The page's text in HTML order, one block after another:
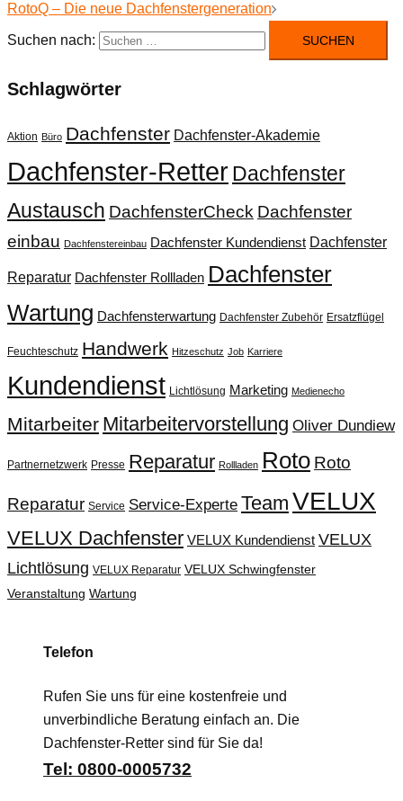
RotoQ – Die neue Dachfenstergeneration
Suchen nach:
Schlagwörter
Aktion Büro Dachfenster Dachfenster-Akademie
Dachfenster-RetterDachfenster
Austausch DachfensterCheck Dachfenster
einbau Dachfenstereinbau Dachfenster Kundendienst Dachfenster
Reparatur Dachfenster Rollladen Dachfenster
Wartung Dachfensterwartung Dachfenster Zubehör Ersatzflügel
Feuchteschutz Handwerk Hitzeschutz Job Karriere
Kundendienst Lichtlösung Marketing Medienecho
Mitarbeiter Mitarbeitervorstellung Oliver Dundiew
Partnernetzwerk Presse Reparatur Rollladen Roto Roto
Reparatur Service Service-Experte Team VELUX
VELUX Dachfenster VELUX Kundendienst VELUX
Lichtlösung VELUX Reparatur VELUX Schwingfenster
Veranstaltung Wartung
Telefon
Rufen Sie uns für eine kostenfreie und
unverbindliche Beratung einfach an. Die
Dachfenster-Retter sind für Sie da!
Tel: 0800-0005732